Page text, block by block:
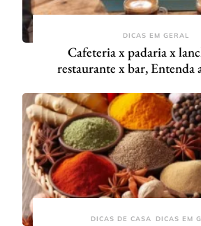
DICAS EM GERAL
Cafeteria x padaria x
restaurante x bar, Entenda
DICAS DE CASA DICAS EM